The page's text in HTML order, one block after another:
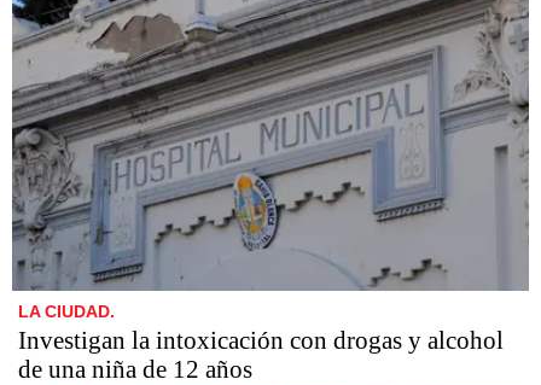
LA CIUDAD.
Investigan la intoxicación con drogas y alcohol
de una niña de 12 años